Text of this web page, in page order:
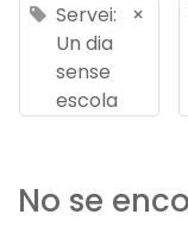
Servei:
Un dia
sense
escola
×
No se